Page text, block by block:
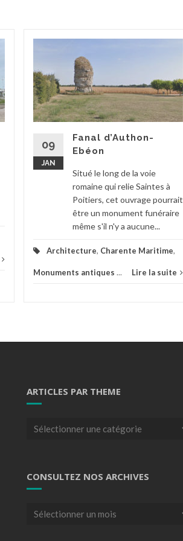
09
JAN
Fanal d’Authon-
Ebéon
Situé le long de la voie
romaine qui relie Saintes à
Poitiers, cet ouvrage pourrait
être un monument funéraire
même s'il n'y a aucune...
Architecture, Charente Maritime,
Monuments antiques ... Lire la suite
ARTICLES PAR THEME
Articles
CONSULTEZ NOS ARCHIVES
Consultez